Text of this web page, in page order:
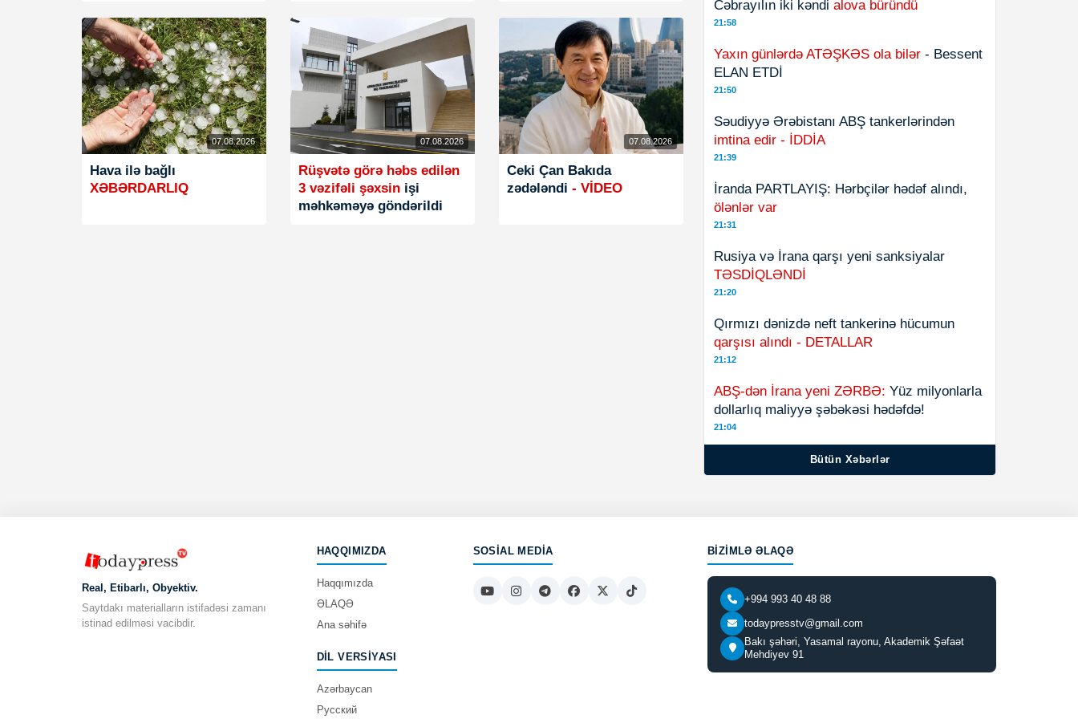
07.08.2026
Hava ilə bağlı
XƏBƏRDARLIQ
07.08.2026
Rüşvətə görə həbs edilən
3 vəzifəli şəxsinişi
məhkəməyə göndərildi
07.08.2026
Ceki Çan Bakıda
zədələndi - VİDEO
Cəbrayılın iki kəndi alova büründü
21:58
Yaxın günlərdə ATƏŞKƏS ola bilər - Bessent
ELAN ETDİ
21:50
Səudiyyə Ərəbistanı ABŞ tankerlərindən
imtina edir - İDDİA
21:39
İranda PARTLAYIŞ: Hərbçilər hədəf alındı,
ölənlər var
21:31
Rusiya və İrana qarşı yeni sanksiyalar
TƏSDİQLƏNDİ
21:20
Qırmızı dənizdə neft tankerinə hücumun
qarşısı alındı - DETALLAR
21:12
ABŞ-dən İrana yeni ZƏRBƏ: Yüz milyonlarla
dollarlıq maliyyə şəbəkəsi hədəfdə!
21:04
Bütün Xəbərlər
Real, Etibarlı, Obyektiv.
Saytdakı materialların istifadəsi zamanı
istinad edilməsi vacibdir.
HAQQIMIZDA
Haqqımızda
ƏLAQƏ
Ana səhifə
DIL VERSIYASI
Azərbaycan
Русский
SOSIAL MEDIA BIZIMLƏ ƏLAQƏ
+994 993 40 48 88
todaypresstv@gmail.com
Bakı şəhəri, Yasamal rayonu, Akademik Şəfaət
Mehdiyev 91